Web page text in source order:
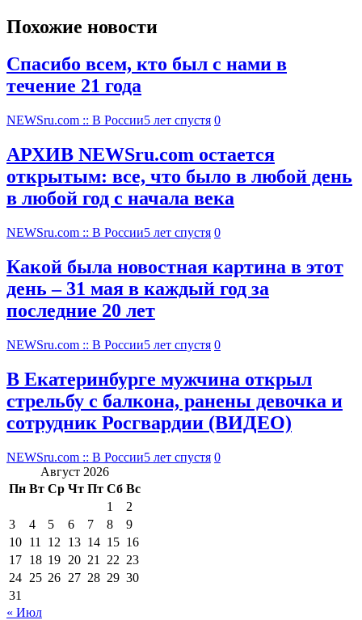
Похожие новости
Спасибо всем, кто был с нами в
течение 21 года
NEWSru.com :: В России5 лет спустя 0
АРХИВ NEWSru.com остается
открытым: все, что было в любой день
в любой год с начала века
NEWSru.com :: В России5 лет спустя 0
Какой была новостная картина в этот
день – 31 мая в каждый год за
последние 20 лет
NEWSru.com :: В России5 лет спустя 0
В Екатеринбурге мужчина открыл
стрельбу с балкона, ранены девочка и
сотрудник Росгвардии (ВИДЕО)
NEWSru.com :: В России5 лет спустя 0
Август 2026
Пн Вт Ср Чт Пт Сб Вс
1
2
3
4 5 6 7 8
9
10 11 12 13 14 15 16
17 18 19 20 21 22 23
24 25 26 27 28 29 30
31
« Июл